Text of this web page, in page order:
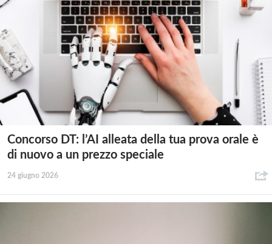
Concorso DT: l’AI alleata della tua prova orale è
di nuovo a un prezzo speciale
24 giugno 2026